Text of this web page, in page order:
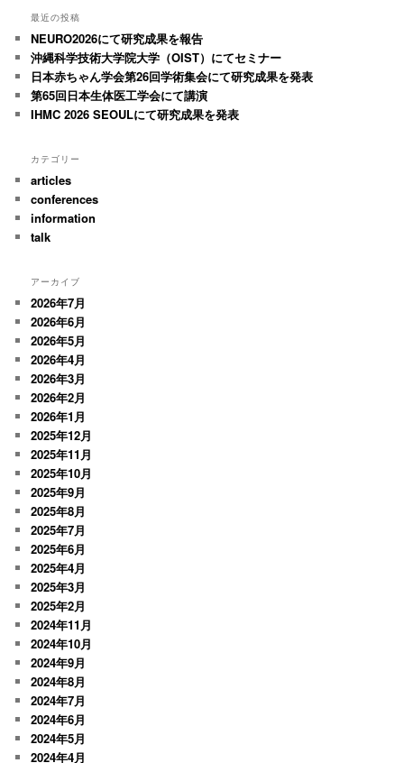
最近の投稿
NEURO2026にて研究成果を報告
沖縄科学技術大学院大学（OIST）にてセミナー
日本赤ちゃん学会第26回学術集会にて研究成果を発表
第65回日本生体医工学会にて講演
IHMC 2026 SEOULにて研究成果を発表
カテゴリー
articles
conferences
information
talk
アーカイブ
2026年7月
2026年6月
2026年5月
2026年4月
2026年3月
2026年2月
2026年1月
2025年12月
2025年11月
2025年10月
2025年9月
2025年8月
2025年7月
2025年6月
2025年4月
2025年3月
2025年2月
2024年11月
2024年10月
2024年9月
2024年8月
2024年7月
2024年6月
2024年5月
2024年4月